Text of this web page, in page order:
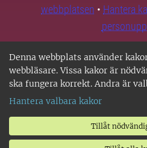
Denna webbplats använder
webbläsare. Vissa kakor är
ska fungera korrekt. Andra är
Hantera valbara kakor
Tillåt
webbplatsen • Hantera